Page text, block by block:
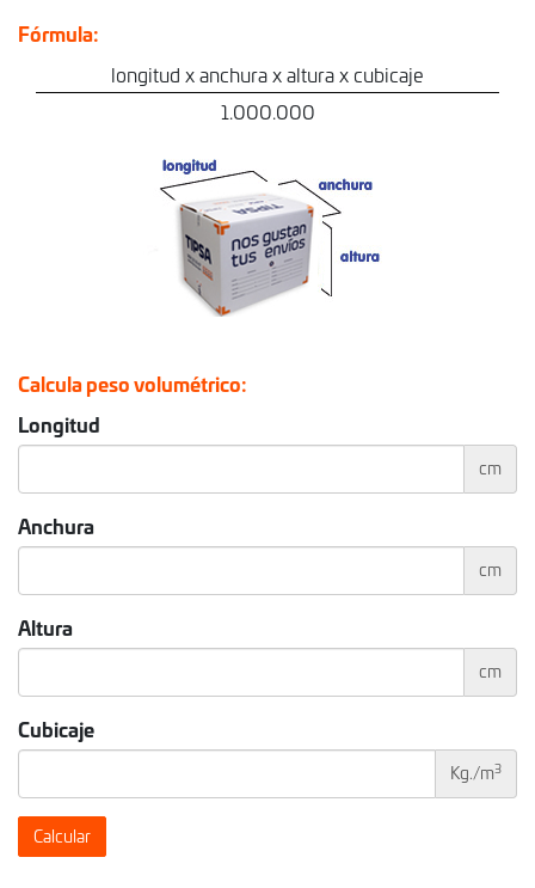
Fórmula:
longitud x anchura x altura x cubicaje
1.000.000
Calcula peso volumétrico:
Longitud
cm
Anchura
cm
Altura
cm
Cubicaje
Kg./m3
Calcular